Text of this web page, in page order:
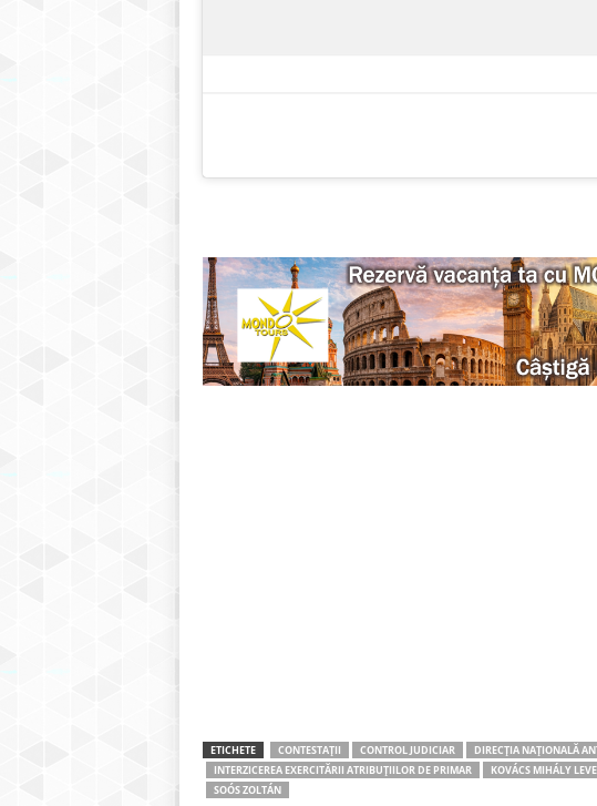
ETICHETE CONTESTAȚII CONTROL JUDICIAR
DIRECȚIA NAȚIONALĂ
INTERZICEREA EXERCITĂRII ATRIBUȚIILOR DE PRIMAR
KOVÁCS MIHÁLY
SOÓS ZOLTÁN